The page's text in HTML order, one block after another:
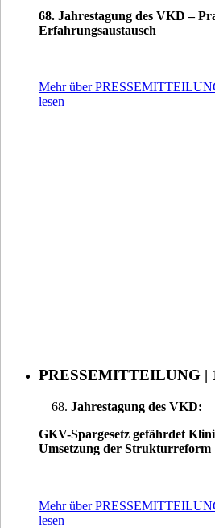
68. Jahrestagung des VKD –
Erfahrungsaustausch
Mehr über
lesen
PRESSEMITTEILUNG |
Jahrestagung des VKD:
GKV-Spargesetz gefährdet
Umsetzung der Strukturreform
Mehr über
lesen